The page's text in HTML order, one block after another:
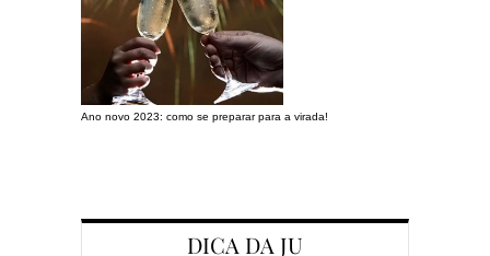
Ano novo 2023: como se preparar para a virada!
DICA DA JU